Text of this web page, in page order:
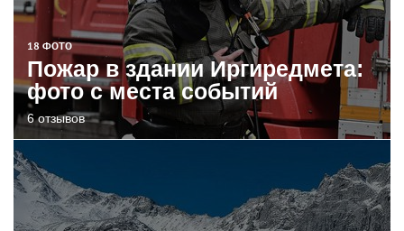
18 ФОТО
Пожар в здании Иргиредмета:
фото с места событий
6 отзывов